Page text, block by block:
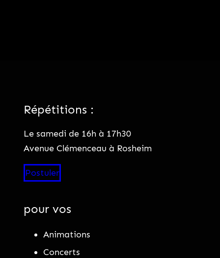
Répétitions :
Le samedi de 16h à 17h30
Avenue Clémenceau à Rosheim
Postuler
pour vos
Animations
Concerts